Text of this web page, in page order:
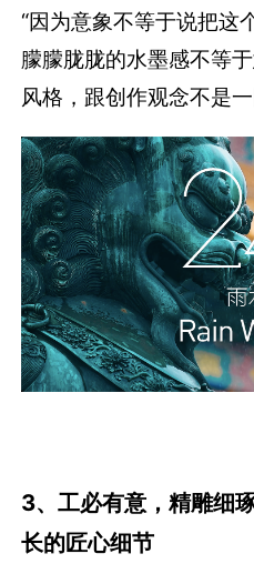
“因为意象不等于说把这
朦朦胧胧的水墨感不等
风格，跟创作观念不是
3、工必有意，精雕细
长的匠心细节